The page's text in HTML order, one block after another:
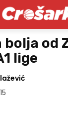
bolja od
lige